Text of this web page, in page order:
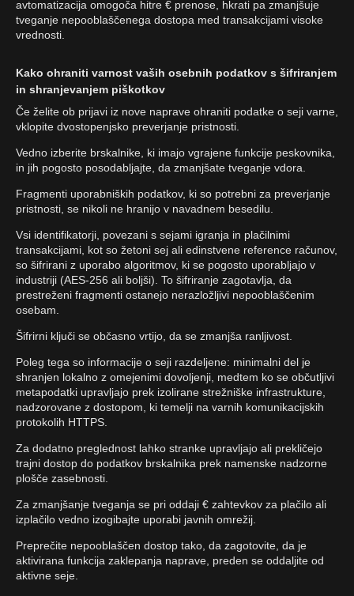
avtomatizacija omogoča hitre € prenose, hkrati pa zmanjšuje
tveganje nepooblaščenega dostopa med transakcijami visoke
vrednosti.
Kako ohraniti varnost vaših osebnih podatkov s šifriranjem
in shranjevanjem piškotkov
Če želite ob prijavi iz nove naprave ohraniti podatke o seji varne,
vklopite dvostopenjsko preverjanje pristnosti.
Vedno izberite brskalnike, ki imajo vgrajene funkcije peskovnika,
in jih pogosto posodabljajte, da zmanjšate tveganje vdora.
Fragmenti uporabniških podatkov, ki so potrebni za preverjanje
pristnosti, se nikoli ne hranijo v navadnem besedilu.
Vsi identifikatorji, povezani s sejami igranja in plačilnimi
transakcijami, kot so žetoni sej ali edinstvene reference računov,
so šifrirani z uporabo algoritmov, ki se pogosto uporabljajo v
industriji (AES-256 ali boljši). To šifriranje zagotavlja, da
prestreženi fragmenti ostanejo nerazložljivi nepooblaščenim
osebam.
Šifrirni ključi se občasno vrtijo, da se zmanjša ranljivost.
Poleg tega so informacije o seji razdeljene: minimalni del je
shranjen lokalno z omejenimi dovoljenji, medtem ko se občutljivi
metapodatki upravljajo prek izolirane strežniške infrastrukture,
nadzorovane z dostopom, ki temelji na varnih komunikacijskih
protokolih HTTPS.
Za dodatno preglednost lahko stranke upravljajo ali prekličejo
trajni dostop do podatkov brskalnika prek namenske nadzorne
plošče zasebnosti.
Za zmanjšanje tveganja se pri oddaji € zahtevkov za plačilo ali
izplačilo vedno izogibajte uporabi javnih omrežij.
Preprečite nepooblaščen dostop tako, da zagotovite, da je
aktivirana funkcija zaklepanja naprave, preden se oddaljite od
aktivne seje.